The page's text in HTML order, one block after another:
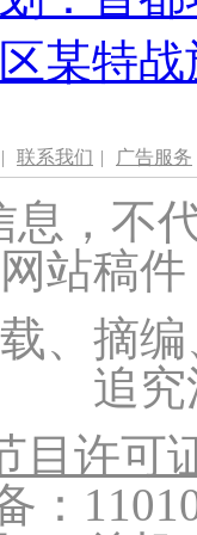
某特
| 联系我们 | 广告服务
息，不
站稿
、摘
追
目许可
：